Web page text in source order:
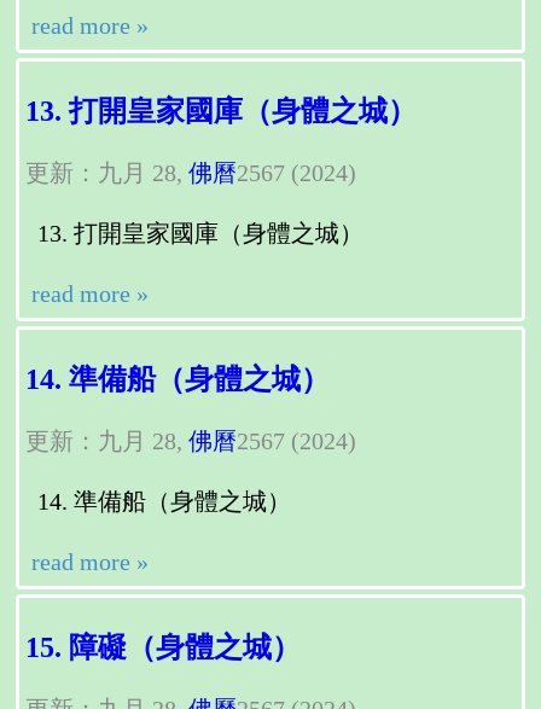
read more »
13. 打開皇家國庫（身體之城）
更新：九月 28, 佛曆2567 (2024)
打開皇家國庫（身體之城）
read more »
14. 準備船（身體之城）
更新：九月 28, 佛曆2567 (2024)
準備船（身體之城）
read more »
15. 障礙（身體之城）